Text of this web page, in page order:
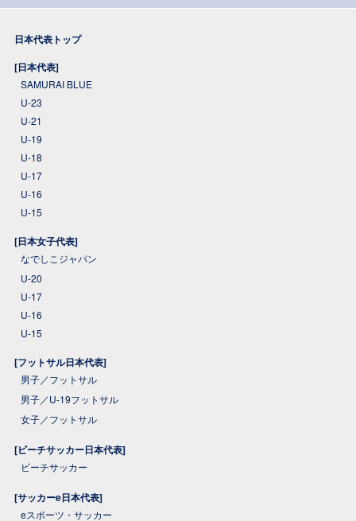
日本代表トップ
[日本代表]
SAMURAI BLUE
U-23
U-21
U-19
U-18
U-17
U-16
U-15
[日本女子代表]
なでしこジャパン
U-20
U-17
U-16
U-15
[フットサル日本代表]
男子／フットサル
男子／U-19フットサル
女子／フットサル
[ビーチサッカー日本代表]
ビーチサッカー
[サッカーe日本代表]
eスポーツ・サッカー